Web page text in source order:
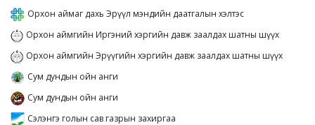
Орхон аймаг дахь Эрүүл мэндийн даатгалын хэлтэс
Орхон аймгийн Иргэний хэргийн давж заалдах шатны шүүх
Орхон аймгийн Эрүүгийн хэргийн давж заалдах шатны шүүх
Сум дундын ойн анги
Сум дундын ойн анги
Сэлэнгэ голын сав газрын захиргаа